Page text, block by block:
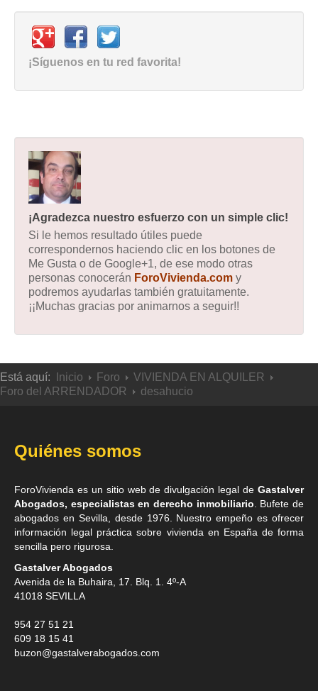
¡Síguenos en tu red favorita!
¡Agradezca nuestro esfuerzo con un simple clic!
Si le hemos resultado útiles puede
correspondernos haciendo clic en los botones de
Me Gusta o de Google+1, de ese modo otras
personas conocerán ForoVivienda.com y
podremos ayudarlas también gratuitamente.
¡¡Muchas gracias por animarnos a seguir!!
Está aquí: Inicio Foro
VIVIENDA EN ALQUILER
Foro del ARRENDADOR
desahucio
Quiénes somos
ForoVivienda es un sitio web de divulgación legal de Gastalver
Abogados, especialistas en derecho inmobiliario . Bufete de
abogados en Sevilla , desde 1976. Nuestro empeño es ofrecer
información legal práctica sobre vivienda en España de forma
sencilla pero rigurosa.
Gastalver Abogados
Avenida de la Buhaira, 17. Blq. 1. 4º-A
41018 SEVILLA
954 27 51 21
609 18 15 41
buzon@gastalverabogados.com